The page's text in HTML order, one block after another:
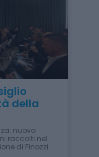
della
nuovo
raccolti nel
di Finozzi.